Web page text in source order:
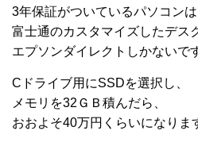
3年保証がついているパソコンは
富士通のカスタマイズしたデス
エプソンダイレクトしかないで
Cドライブ用にSSDを選択し、
メモリを32ＧＢ積んだら、
おおよそ40万円くらいになりま